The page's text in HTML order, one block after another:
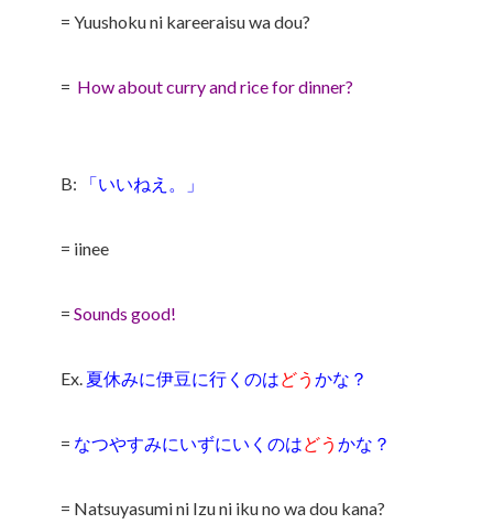
= Yuushoku ni kareeraisu wa dou?
= How about curry and rice for dinner?
B: 「いいねえ。」
= iinee
= Sounds good!
Ex. 夏休みに伊豆に行くのはどう かな？
= なつやすみにいずにいくのはどう かな？
= Natsuyasumi ni Izu ni iku no wa dou kana?